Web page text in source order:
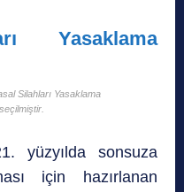
Yasaklama
Silahları Yasaklama
yüzyılda sonsuza
için hazırlanan